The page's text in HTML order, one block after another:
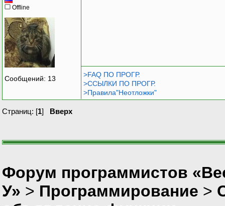
Offline
Сообщений: 13
>FAQ ПО ПРОГР.
>ССЫЛКИ ПО ПРОГР.
>Правила"Неотложки"
Страниц: [1] Вверх
Форум программистов
У» > Программирование >